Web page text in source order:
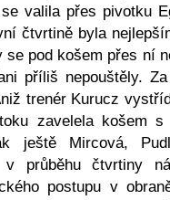
valila přes pivotku
čtvrtině byla
pod košem přes ní
příliš nepouštěly.
trenér Kurucz
zavelela košem s
ještě Mircová,
průběhu čtvrtiny
postupu v